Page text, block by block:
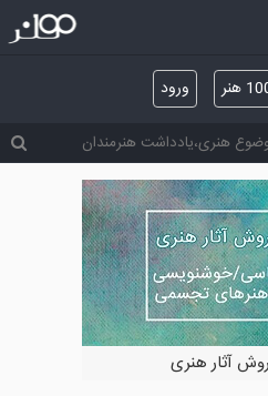
ورود
آثار هنری